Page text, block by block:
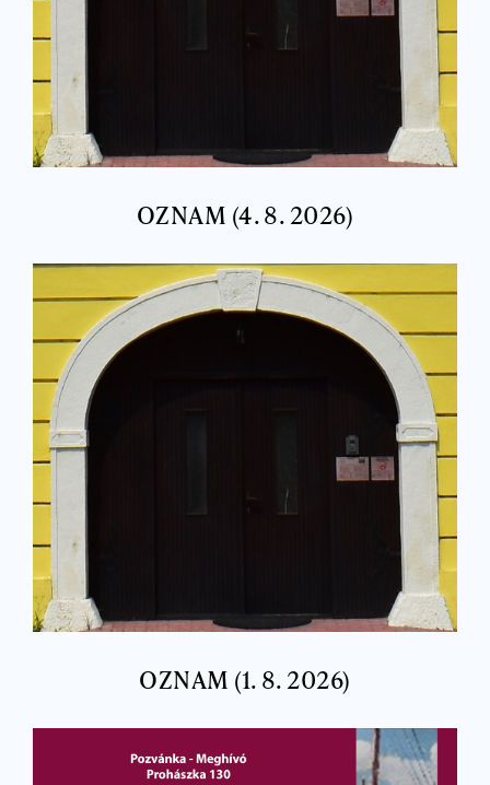
OZNAM (4. 8. 2026)
OZNAM (1. 8. 2026)